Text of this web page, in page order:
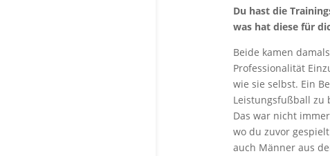
Du hast die
was hat diese für
Beide kamen
Professionalität
wie sie selbst. Ein
Leistungsfußball zu
Das war nicht
wo du zuvor
auch Männer aus